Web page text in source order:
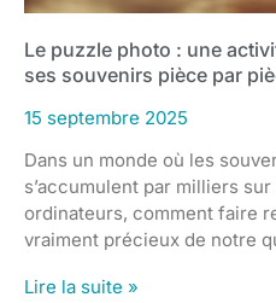
Le puzzle photo : une
ses souvenirs pièce par
15 septembre 2025
Dans un monde où les
s’accumulent par milliers
ordinateurs, comment faire
vraiment précieux de notre
Lire la suite »